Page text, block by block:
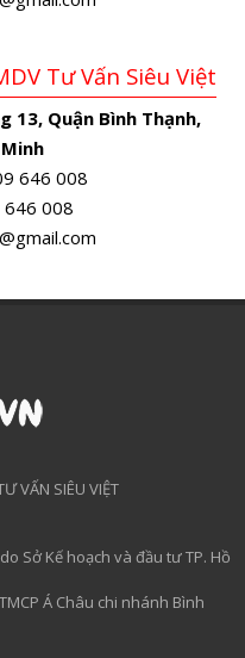
Tư Vấn Siêu Việt
13, Quận Bình Thạnh,
646 008
646 008
VẤN SIÊU VIỆT
Sở Kế hoạch và đầu tư TP. Hồ
Á Châu chi nhánh Bình